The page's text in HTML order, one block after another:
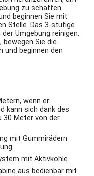
zu schaffen.
beginnen Sie mit
Stelle. Das 3-stufige
Umgebung reinigen.
bewegen Sie die
und beginnen den
wenn er
kann sich dank des
30 Meter von der
mit Gummirädern
mit Aktivkohle
aus bedienbar mit